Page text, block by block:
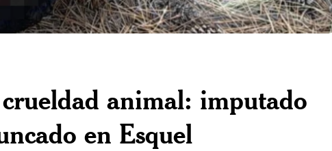
animal: imputado
en Esquel